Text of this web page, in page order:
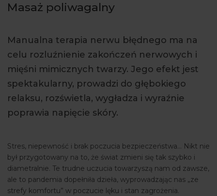
PRENUMERATA
WYDARZENIA
Masaż poliwagalny
Manualna terapia nerwu błędnego ma na
celu rozluźnienie zakończeń nerwowych i
mięśni mimicznych twarzy. Jego efekt jest
spektakularny, prowadzi do głębokiego
relaksu, rozświetla, wygładza i wyraźnie
poprawia napięcie skóry.
Stres, niepewność i brak poczucia bezpieczeństwa… Nikt nie
był przygotowany na to, że świat zmieni się tak szybko i
diametralnie. Te trudne uczucia towarzyszą nam od zawsze,
ale to pandemia dopełniła dzieła, wyprowadzając nas „ze
strefy komfortu” w poczucie lęku i stan zagrożenia.